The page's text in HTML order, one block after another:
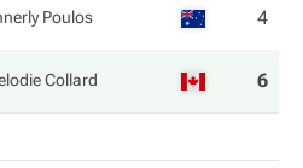
Poulos 4
Collard 6